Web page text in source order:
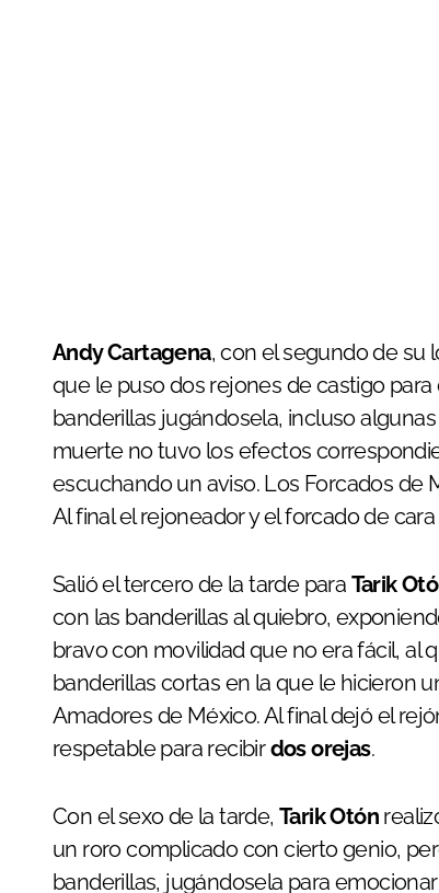
Andy Cartagena, con el segundo de su
que le puso dos rejones de castigo
banderillas jugándosela, incluso
muerte no tuvo los efectos
escuchando un aviso. Los Forcados de
Al final el rejoneador y el forcado de
Salió el tercero de la tarde para Tarik
con las banderillas al quiebro,
bravo con movilidad que no era fácil, al
banderillas cortas en la que le hicieron
Amadores de México. Al final dejó el
respetable para recibirdos orejas.
Con el sexo de la tarde, Tarik Otón
un roro complicado con cierto genio,
banderillas, jugándosela para